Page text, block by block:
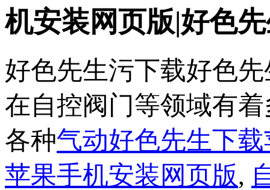
机安装网页版|好色
好色先生污下载好色
在自控阀门等领域有着
各种气动好色先生下
苹果手机安装网页版,